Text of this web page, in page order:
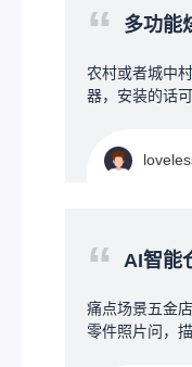
尽可能压低，
触的都是软件
解不多，也是
目，但是那几
以及源代码什
说加上时间、
一些，希望能
“ 多功能
农村或者城中
器，安装的话
做其他事情，
装置，第一可
就是多功能辅
以持续通电
水，减少烧水
方式接管水管
“ AI智能仓储助
痛点场景五金
零件照片问，